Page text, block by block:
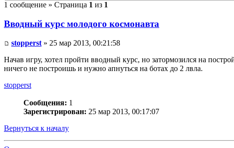
1 сообщение » Страница 1 из 1
Вводный курс молодого космонавта
stopperst » 25 мар 2013, 00:21:58
Начав игру, хотел пройти вводный курс, но затормозился на
ничего не построишь и нужно апнуться на ботах до 2 лвла.
stopperst
Сообщения: 1
Зарегистрирован: 25 мар 2013, 00:17:07
Вернуться к началу